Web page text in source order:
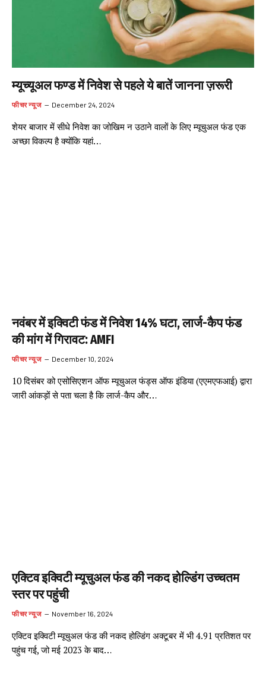
म्यूच्यूअल फण्ड में निवेश से पहले ये बातें जानना ज़रूरी
फीचर न्यूज December 24, 2024
शेयर बाजार में सीधे निवेश का जोखिम न उठाने वालों के लिए म्यूचुअल फंड एक
अच्छा विकल्प है क्योंकि यहां…
नवंबर में इक्विटी फंड में निवेश 14% घटा, लार्ज-कैप फंड
की मांग में गिरावट: AMFI
फीचर न्यूज December 10, 2024
10 दिसंबर को एसोसिएशन ऑफ म्यूचुअल फंड्स ऑफ इंडिया (एएमएफआई) द्वारा
जारी आंकड़ों से पता चला है कि लार्ज-कैप और…
एक्टिव इक्विटी म्यूचुअल फंड की नकद होल्डिंग उच्चतम
स्तर पर पहुंची
फीचर न्यूज November 16, 2024
एक्टिव इक्विटी म्यूचुअल फंड की नकद होल्डिंग अक्टूबर में भी 4.91 प्रतिशत पर
पहुंच गई, जो मई 2023 के बाद…